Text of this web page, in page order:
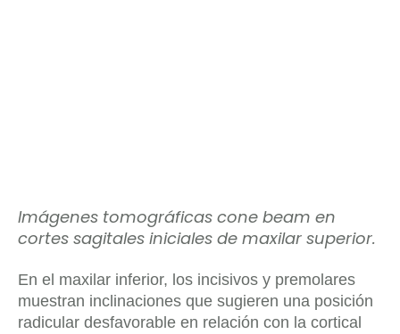
Imágenes tomográficas cone beam en
cortes sagitales iniciales de maxilar superior.
En el maxilar inferior, los incisivos y premolares
muestran inclinaciones que sugieren una posición
radicular desfavorable en relación con la cortical